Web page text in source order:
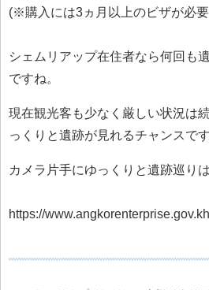
(※購入には3ヵ月以上のビザが必
シェムリアップ在住者なら何回も
ですね。
現在観光客も少なく厳しい状況は
っくりと遺跡が見れるチャンスです
カメラ片手にゆっくりと遺跡巡り
https://